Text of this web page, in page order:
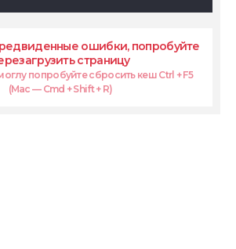
ошибки, попробуйте
страницу
попробуйте сбросить кеш Ctrl + F5
(Mac — Cmd + Shift + R)